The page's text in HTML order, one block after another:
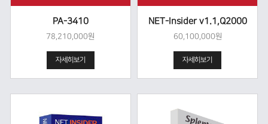
PA-3410
78,210,000원
자세히보기
NET-Insider v1.1,Q2000
60,100,000원
자세히보기